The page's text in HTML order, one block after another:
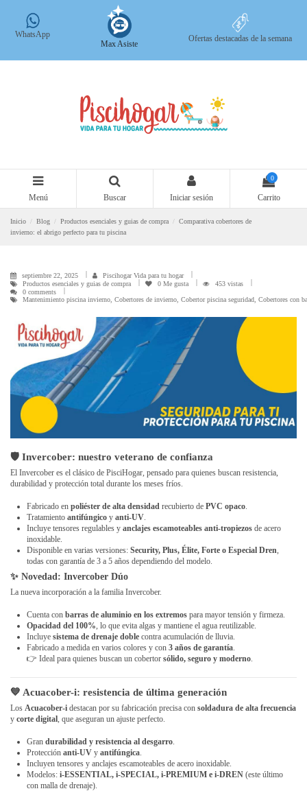
WhatsApp
Max Asiste
Ofertas destacadas de la semana
Menú Buscar Iniciar sesión
0
Carrito
Inicio Blog Productos esenciales y guias de compra
Comparativa cobertores de
invierno: el abrigo perfecto para tu piscina
septiembre 22, 2025
Piscihogar Vida para tu hogar
Productos esenciales y guias de compra
0 Me gusta
453 vistas
0 comments
Mantenimiento piscina invierno, Cobertores de invierno, Cobertor piscina seguridad, Cobertores con
🛡 Invercober: nuestro veterano de confianza
El Invercober es el clásico de PisciHogar, pensado para quienes buscan resistencia,
durabilidad y protección total durante los meses fríos.
Fabricado en poliéster de alta densidad recubierto de PVC opaco.
Tratamiento antifúngico y anti-UV.
Incluye tensores regulables y anclajes escamoteables anti-tropiezos de acero
inoxidable.
Disponible en varias versiones: Security, Plus, Élite, Forte o Especial Dren,
todas con garantía de 3 a 5 años dependiendo del modelo.
✨ Novedad: Invercober Dúo
La nueva incorporación a la familia Invercober.
Cuenta con barras de aluminio en los extremos para mayor tensión y firmeza.
Opacidad del 100%, lo que evita algas y mantiene el agua reutilizable.
Incluye sistema de drenaje doble contra acumulación de lluvia.
Fabricado a medida en varios colores y con 3 años de garantía.
👉 Ideal para quienes buscan un cobertor sólido, seguro y moderno.
💙 Acuacober-i: resistencia de última generación
Los Acuacober-i destacan por su fabricación precisa con soldadura de alta frecuencia
y corte digital, que aseguran un ajuste perfecto.
Gran durabilidad y resistencia al desgarro.
Protección anti-UV y antifúngica.
Incluyen tensores y anclajes escamoteables de acero inoxidable.
Modelos: i-ESSENTIAL, i-SPECIAL, i-PREMIUM e i-DREN (este último
con malla de drenaje).